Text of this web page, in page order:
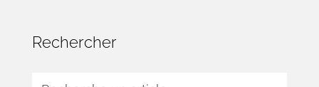
Contrats publics et services
Rechercher